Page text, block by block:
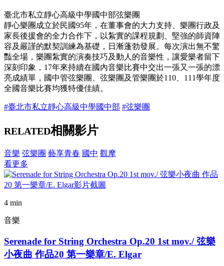
臺北市私立靜心高級中學國中部弦樂團
靜心樂團成立於民國95年，在董事會的大力支持、樂團行政及
家長後援會的全力合作下，以紮實的課程規劃、堅強的師資陣
容及嚴謹的默契訓練為基礎，日漸蓬勃發展。每次演出無不驚
豔全場，樂團紮實的演奏技巧及動人的音樂性，讓愛樂者留下
深刻印象，17年來持續在國內音樂比賽中交出一張又一張的漂
亮成績單，國中管弦樂團、弦樂團及管樂團於110、111學年度
全國音樂比賽均獲特優佳績。
#臺北市私立靜心高級中學國中部 #弦樂團
RELATED相關影片
音樂 弦樂團 藝享青春 國中 觀摩
看更多
4 min
音樂
Serenade for String Orchestra Op.20 1st mov./ 弦樂
小夜曲 作品20 第一樂章/E. Elgar